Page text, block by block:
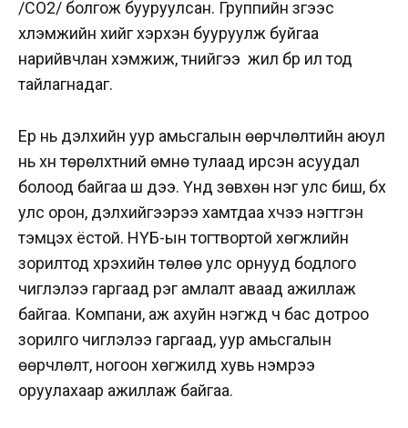
/CO2/ болгож бууруулсан. Группийн зүгээс
хүлэмжийн хийг хэрхэн бууруулж буйгаа
нарийвчлан хэмжиж, түүнийгээ жил бүр ил тод
тайлагнадаг.
Ер нь дэлхийн уур амьсгалын өөрчлөлтийн аюул
нь хүн төрөлхтний өмнө тулаад ирсэн асуудал
болоод байгаа шүү дээ. Үүнд зөвхөн нэг улс биш, бүх
улс орон, дэлхийгээрээ хамтдаа хүчээ нэгтгэн
тэмцэх ёстой. НҮБ-ын тогтвортой хөгжлийн
зорилтод хүрэхийн төлөө улс орнууд бодлого
чиглэлээ гаргаад үүрэг амлалт аваад ажиллаж
байгаа. Компани, аж ахуйн нэгжүүд ч бас дотроо
зорилго чиглэлээ гаргаад, уур амьсгалын
өөрчлөлт, ногоон хөгжилд хувь нэмрээ
оруулахаар ажиллаж байгаа.